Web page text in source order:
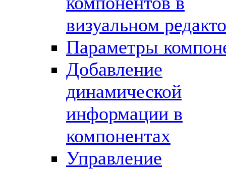
визуальном
Параметры
Добавление
динамической
информации в
компонентах
Управление